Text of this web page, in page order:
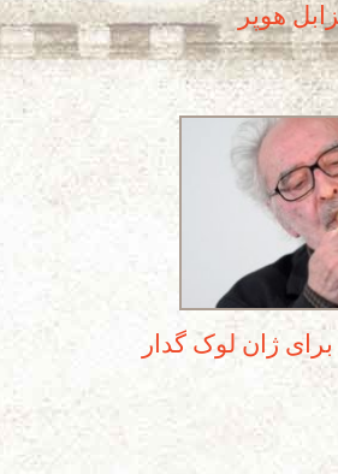
هوپر
ژان لوک گدار